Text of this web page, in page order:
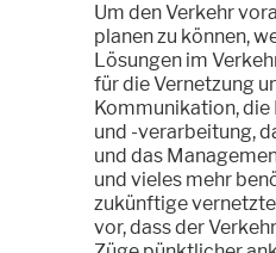
Um den Verkehr
planen zu können,
Lösungen im
für die Vernetzung
Kommunikation,
und -verarbeitung,
und das
und vieles mehr
zukünftige
vor, dass der